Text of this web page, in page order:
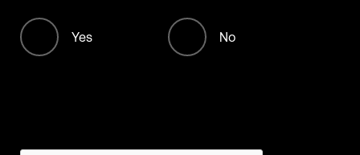
+213
+376
Yes No